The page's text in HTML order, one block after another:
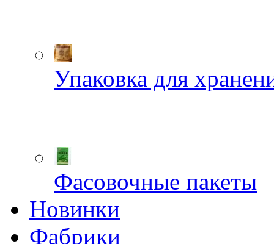
Упаковка для
Фасовочные пакеты
Новинки
Фабрики